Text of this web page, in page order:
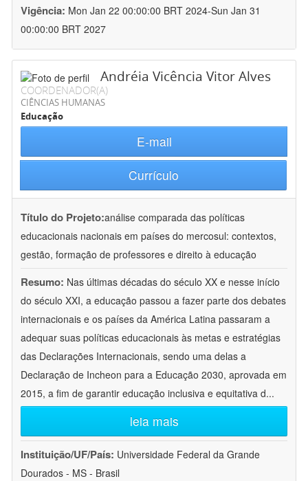
Vigência: Mon Jan 22 00:00:00 BRT 2024-Sun Jan 31
00:00:00 BRT 2027
Andréia Vicência Vitor Alves
COORDENADOR(A)
CIÊNCIAS HUMANAS
Educação
E-mail
Currículo
Título do Projeto:análise comparada das políticas
educacionais nacionais em países do mercosul: contextos,
gestão, formação de professores e direito à educação
Resumo: Nas últimas décadas do século XX e nesse início
do século XXI, a educação passou a fazer parte dos debates
internacionais e os países da América Latina passaram a
adequar suas políticas educacionais às metas e estratégias
das Declarações Internacionais, sendo uma delas a
Declaração de Incheon para a Educação 2030, aprovada em
2015, a fim de garantir educação inclusiva e equitativa d...
leia mais
Instituição/UF/País: Universidade Federal da Grande
Dourados - MS - Brasil